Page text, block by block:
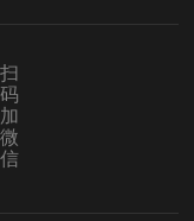
扫
码
加
微
信